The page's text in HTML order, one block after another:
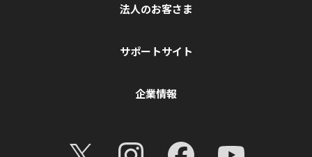
法人のお客さま
サポートサイト
企業情報